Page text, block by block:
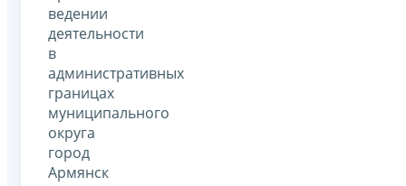
ведении
деятельности
в
административных
границах
муниципального
округа
город
Армянск